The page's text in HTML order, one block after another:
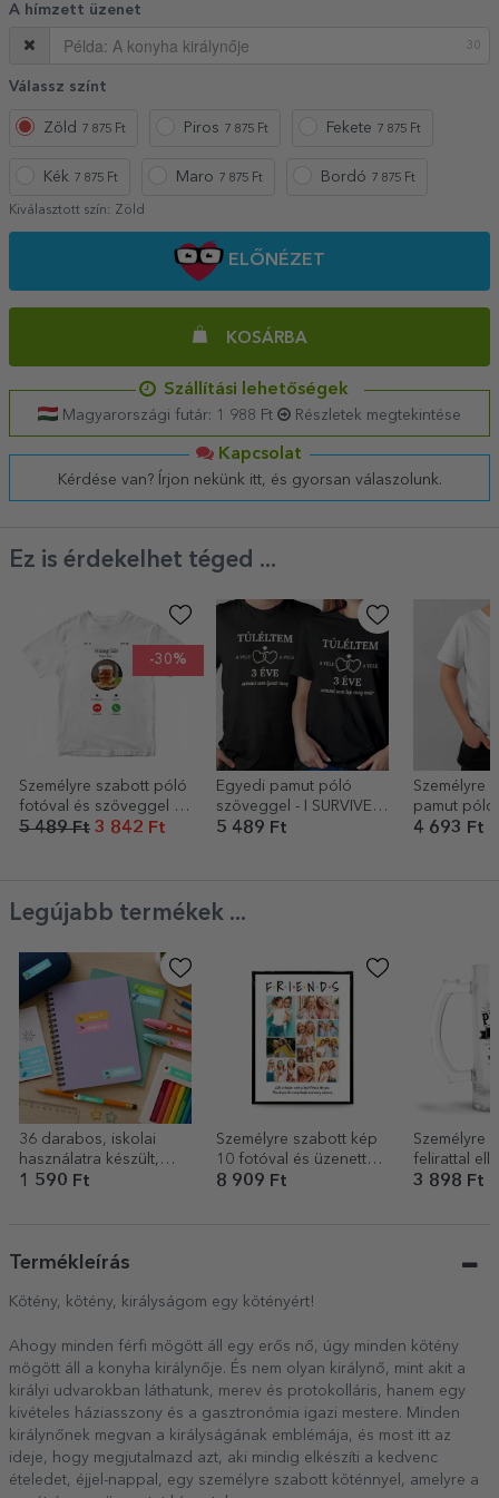
A hímzett üzenet
30
Válassz színt
Zöld 7 875 Ft Piros 7 875 Ft Fekete 7 875 Ft
Kék 7 875 Ft Maro 7 875 Ft Bordó 7 875 Ft
Kiválasztott szín: Zöld
ELŐNÉZET
KOSÁRBA
Szállítási lehetőségek
Magyarországi futár: 1 988 Ft Részletek megtekintése
Kapcsolat
Kérdése van? Írjon nekünk itt, és gyorsan válaszolunk.
Ez is érdekelhet téged ...
-30%
Személyre szabott póló
fotóval és szöveggel -
Bejövő hívás
5 489 Ft 3 842 Ft
Egyedi pamut póló
szöveggel - I SURVIVED
(Túléltem)
5 489 Ft
Személyre
pamut póló
4 693 Ft
Legújabb termékek ...
36 darabos, iskolai
használatra készült,
személyre szabott
1 590 Ft
Személyre szabott kép
10 fotóval és üzenettel
– Friends
8 909 Ft
Személyre
felirattal
söröskorsó
3 898 Ft
Termékleírás
Kötény, kötény, királyságom egy kötényért!
Ahogy minden férfi mögött áll egy erős nő, úgy minden kötény
mögött áll a konyha királynője. És nem olyan királynő, mint akit a
királyi udvarokban láthatunk, merev és protokolláris, hanem egy
kivételes háziasszony és a gasztronómia igazi mestere. Minden
királynőnek megvan a királyságának emblémája, és most itt az
ideje, hogy megjutalmazd azt, aki mindig elkészíti a kedvenc
ételedet, éjjel-nappal, egy személyre szabott köténnyel, amelyre a